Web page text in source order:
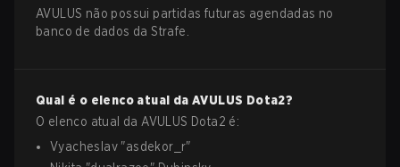
AVULUS não possui partidas futuras agendadas no
banco de dados da Strafe.
Qual é o elenco atual da AVULUS Dota2?
O elenco atual da AVULUS Dota2 é:
Vyacheslav "asdekor_r"